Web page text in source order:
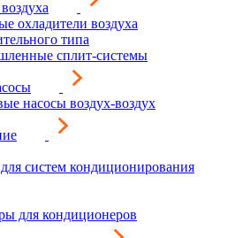
охладители воздуха
типа
сплит-системы
насосы воздух-воздух
систем кондиционирования
для кондиционеров